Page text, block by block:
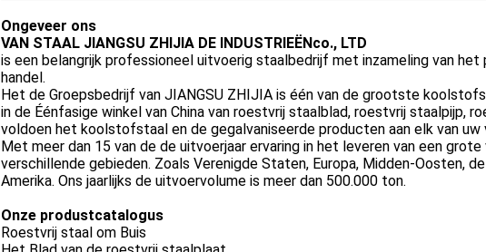
Ongeveer ons
VAN STAAL JIANGSU ZHIJIA DE INDUSTRIEËNco., LTD
is een belangrijk professioneel uitvoerig staalbedrijf met inzameling van het
handel.
Het de Groepsbedrijf van JIANGSU ZHIJIA is één van de grootste
in de Éénfasige winkel van China van roestvrij staalblad, roestvrij staalpijp,
voldoen het koolstofstaal en de gegalvaniseerde producten aan elk van uw
Met meer dan 15 van de de uitvoerjaar ervaring in het leveren van een
verschillende gebieden. Zoals Verenigde Staten, Europa, Midden-Oosten,
Amerika. Ons jaarlijks de uitvoervolume is meer dan 500.000 ton.
Onze produstcatalogus
Roestvrij staal om Buis